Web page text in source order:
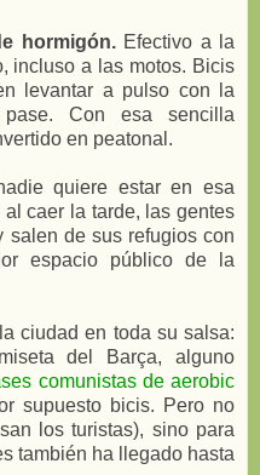
hormigón.Efectivo a la
incluso a las motos. Bicis
levantar a pulso con la
Con esa sencilla
en peatonal.
quiere estar en esa
caer la tarde, las gentes
salen de sus refugios con
espacio público de la
ciudad en toda su salsa:
del Barça, alguno
comunistas de aerobic
supuesto bicis. Pero no
los turistas), sino para
también ha llegado hasta